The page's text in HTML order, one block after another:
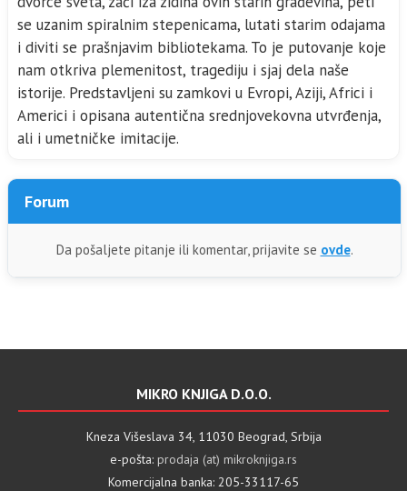
se uzanim spiralnim stepenicama, lutati starim odajama
i diviti se prašnjavim bibliotekama. To je putovanje koje
nam otkriva plemenitost, tragediju i sjaj dela naše
istorije. Predstavljeni su zamkovi u Evropi, Aziji, Africi i
Americi i opisana autentična srednjovekovna utvrđenja,
ali i umetničke imitacije.
Forum
Da pošaljete pitanje ili komentar, prijavite se ovde.
MIKRO KNJIGA D.O.O.
Kneza Višeslava 34, 11030 Beograd, Srbija
e-pošta: prodaja (at) mikroknjiga.rs
Komercijalna banka: 205-33117-65